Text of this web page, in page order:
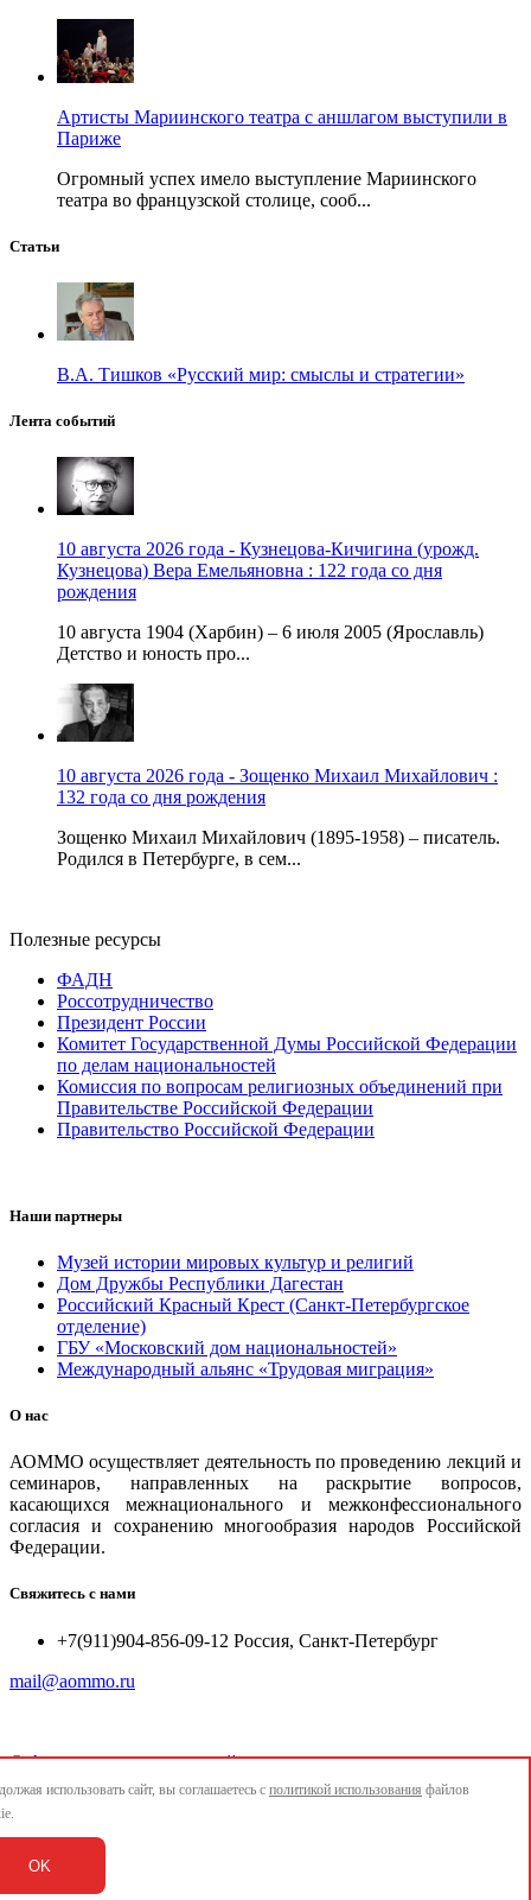
Артисты Мариинского театра с аншлагом выступили в
Париже
Огромный успех имело выступление Мариинского
театра во французской столице, сооб...
Статьи
В.А. Тишков «Русский мир: смыслы и стратегии»
Лента событий
10 августа 2026 года - Кузнецова-Кичигина (урожд.
Кузнецова) Вера Емельяновна : 122 года со дня
рождения
10 августа 1904 (Харбин) – 6 июля 2005 (Ярославль)
Детство и юность про...
10 августа 2026 года - Зощенко Михаил Михайлович :
132 года со дня рождения
Зощенко Михаил Михайлович (1895-1958) – писатель.
Родился в Петербурге, в сем...
Полезные ресурсы
ФАДН
Россотрудничество
Президент России
Комитет Государственной Думы Российской Федерации
по делам национальностей
Комиссия по вопросам религиозных объединений при
Правительстве Российской Федерации
Правительство Российской Федерации
Наши партнеры
Музей истории мировых культур и религий
Дом Дружбы Республики Дагестан
Российский Красный Крест (Санкт-Петербургское
отделение)
ГБУ «Московский дом национальностей»
Международный альянс «Трудовая миграция»
О нас
АОММО осуществляет деятельность по проведению лекций и
семинаров, направленных на раскрытие вопросов,
касающихся межнационального и межконфессионального
согласия и сохранению многообразия народов Российской
Федерации.
Свяжитесь с нами
+7(911)904-856-09-12 Россия, Санкт-Петербург
mail@aommo.ru
© Ассоциация организаций по реализации национальных
проектов и достижению национальных целей развития
mail@aommo.ru
использовать сайт, вы соглашаетесь с политикой использования файлов
OK